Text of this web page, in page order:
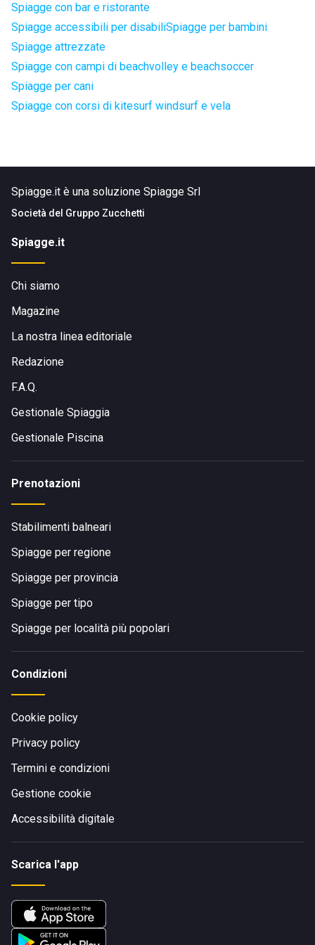
Spiagge con bar e ristorante
Spiagge accessibili per disabiliSpiagge per bambini
Spiagge attrezzate
Spiagge con campi di beachvolley e beachsoccer
Spiagge per cani
Spiagge con corsi di kitesurf windsurf e vela
Spiagge.it è una soluzione Spiagge Srl
Società del Gruppo Zucchetti
Spiagge.it
Chi siamo
Magazine
La nostra linea editoriale
Redazione
F.A.Q.
Gestionale Spiaggia
Gestionale Piscina
Prenotazioni
Stabilimenti balneari
Spiagge per regione
Spiagge per provincia
Spiagge per tipo
Spiagge per località più popolari
Condizioni
Cookie policy
Privacy policy
Termini e condizioni
Gestione cookie
Accessibilità digitale
Scarica l'app